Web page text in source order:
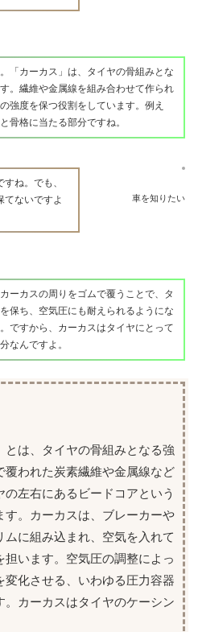
「カーカス」は、タイヤの骨組みとな
。繊維や金属線を組み合わせて作られ
強度を保つ役割をしています。例え
骨格に当たる部分ですね。
車を知りたい
ね。でも、
てないですよ
ーカスの周りをゴムで覆うことで、タ
保ち、空気圧にも耐えられるようにな
ですから、カーカスはタイヤにとって
なんですよ。
とは、タイヤの骨組みとなる強
覆われた炭素繊維や金属線など
左右にあるビードコアという
す。カーカスは、ブレーカーや
に組み込まれ、空気を入れて
担います。空気圧の調整によっ
化させる、いわゆる圧力容器
。カーカスはタイヤのケーシン